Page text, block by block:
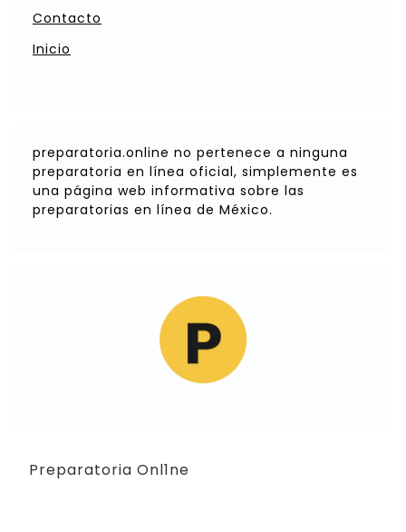
Contacto
Inicio
preparatoria.online no pertenece a ninguna
preparatoria en línea oficial, simplemente es
una página web informativa sobre las
preparatorias en línea de México.
Preparatoria Onl1ne